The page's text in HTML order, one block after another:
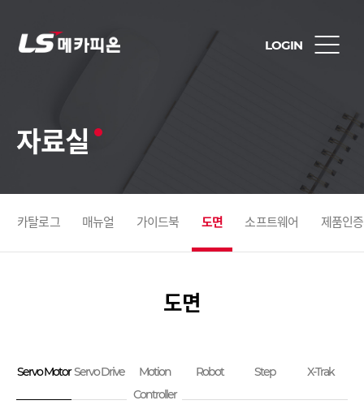
LOGIN
자료실
카탈로그 매뉴얼 가이드북 도면 소프트웨어 제품인
도면
Servo Motor Servo Drive
Motion
Controller
Robot Step X-Trak